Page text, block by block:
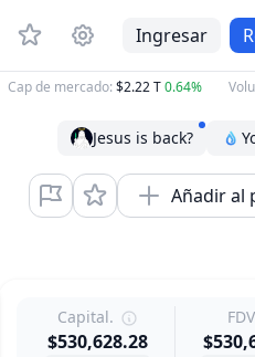
Ingresar
Cap de mercado:$2.22 T0.64%
Jesus is back?
Añadir al
Capital.
$530,628.28
FDV